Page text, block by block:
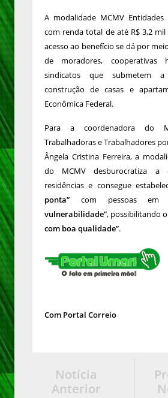
A modalidade MCMV Entidades
com renda total de até R$ 3,2
acesso ao benefício se dá por
de moradores, cooperativas
sindicatos que submetem
construção de casas e
Econômica Federal.
Para a coordenadora do
Trabalhadoras e Trabalhadores
Ângela Cristina Ferreira, a
do MCMV desburocratiza a
residências e consegue
ponta” com pessoas
vulnerabilidade”, possibilitando o
com boa qualidade”.
Com Portal Correio
Notícia
Anterior